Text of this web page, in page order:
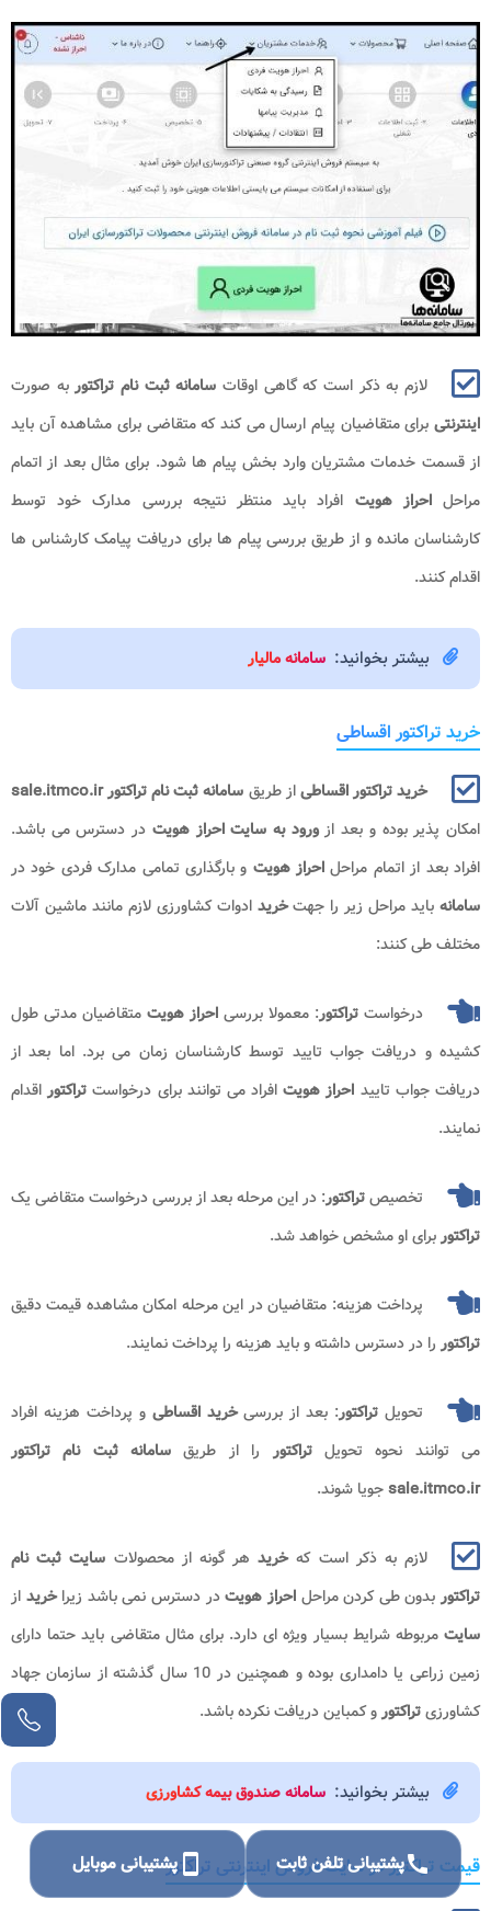
لازم به ذکر است که گاهی اوقات سامانه ثبت نام تراکتوربه صورت
اینترنتی برای متقاضیان پیام ارسال می کند که متقاضی برای مشاهده آن باید
از قسمت خدمات مشتریان وارد بخش پیام ها شود. برای مثال بعد از اتمام
مراحلاحراز هویت افراد باید منتظر نتیجه بررسی مدارک خود توسط
کارشناسان مانده و از طریق بررسی پیام ها برای دریافت پیامک کارشناس ها
اقدام کنند.
بیشتر بخوانید: سامانه مالیار
خرید تراکتور اقساطی
خرید تراکتور اقساطیاز طریق سامانه ثبت نام تراکتور sale.itmco.ir
امکان پذیر بوده و بعد ازورود به سایت احراز هویت در دسترس می باشد.
افراد بعد از اتمام مراحل احراز هویت و بارگذاری تمامی مدارک فردی خود در
سامانه باید مراحل زیر را جهتخریدادوات کشاورزی لازم مانند ماشین آلات
مختلف طی کنند:
درخواست تراکتور: معمولا بررسی احراز هویت متقاضیان مدتی طول
کشیده و دریافت جواب تایید توسط کارشناسان زمان می برد. اما بعد از
دریافت جواب تایید احراز هویتافراد می توانند برای درخواست تراکتوراقدام
نمایند.
تخصیصتراکتور: در این مرحله بعد از بررسی درخواست متقاضی یک
تراکتوربرای او مشخص خواهد شد.
پرداخت هزینه: متقاضیان در این مرحله امکان مشاهده قیمت دقیق
تراکتوررا در دسترس داشته و باید هزینه را پرداخت نمایند.
تحویل تراکتور: بعد از بررسیخرید اقساطی و پرداخت هزینه افراد
می توانند نحوه تحویلتراکتور را از طریق سامانه ثبت نام تراکتور
sale.itmco.irجویا شوند.
لازم به ذکر است کهخرید هر گونه از محصولات سایت ثبت نام
تراکتوربدون طی کردن مراحلاحراز هویتدر دسترس نمی باشد زیراخرید از
سایتمربوطه شرایط بسیار ویژه ای دارد. برای مثال متقاضی باید حتما دارای
زمین زراعی یا دامداری بوده و همچنین در 10 سال گذشته از سازمان جهاد
کشاورزیتراکتورو کمباین دریافت نکرده باشد.
بیشتر بخوانید: سامانه صندوق بیمه کشاورزی
قیمت تراکتور در سایت فروش اینترنتی تراکتور
callپشتیبانی تلفن ثابت smartphoneپشتیبانی موبایل